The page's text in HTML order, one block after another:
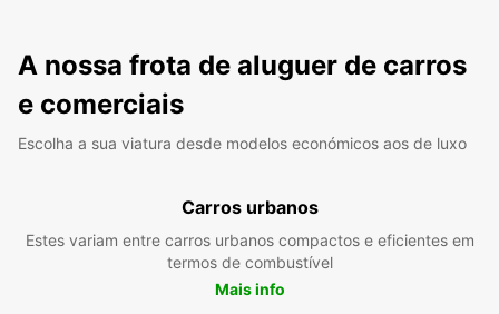
A nossa frota de aluguer de carros
e comerciais
Escolha a sua viatura desde modelos económicos aos de luxo
Carros urbanos
Estes variam entre carros urbanos compactos e eficientes em
termos de combustível
Mais info